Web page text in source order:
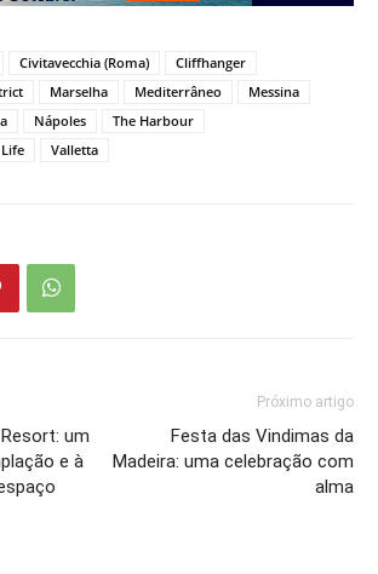
Civitavecchia (Roma)
Cliffhanger
Marselha Mediterrâneo
Messina
Nápoles
The Harbour
Valletta
um
e à
Próximo artigo
Festa das Vindimas da
Madeira: uma celebração com
alma